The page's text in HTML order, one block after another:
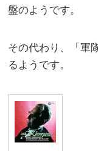
盤のようです。
その代わり、「軍
るようです。